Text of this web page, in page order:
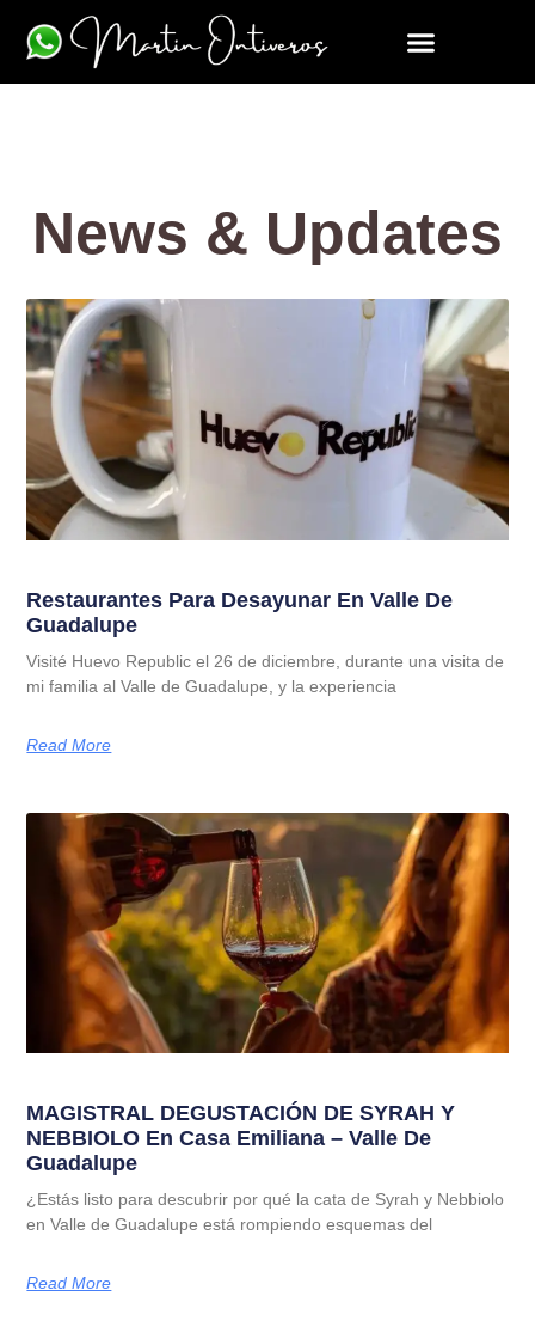
News & Updates
Restaurantes Para Desayunar En Valle De
Guadalupe
Visité Huevo Republic el 26 de diciembre, durante una visita de
mi familia al Valle de Guadalupe, y la experiencia
Read More
MAGISTRAL DEGUSTACIÓN DE SYRAH Y
NEBBIOLO En Casa Emiliana – Valle De
Guadalupe
¿Estás listo para descubrir por qué la cata de Syrah y Nebbiolo
en Valle de Guadalupe está rompiendo esquemas del
Read More